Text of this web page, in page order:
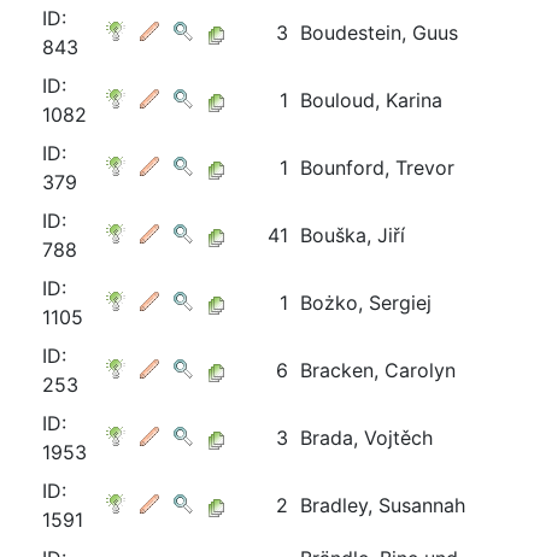
ID:
843
3 Boudestein, Guus
ID:
1082
1 Bouloud, Karina
ID:
379
1 Bounford, Trevor
ID:
788
41 Bouška, Jiří
ID:
1105
1 Bożko, Sergiej
ID:
253
6 Bracken, Carolyn
ID:
1953
3 Brada, Vojtěch
ID:
1591
2 Bradley, Susannah